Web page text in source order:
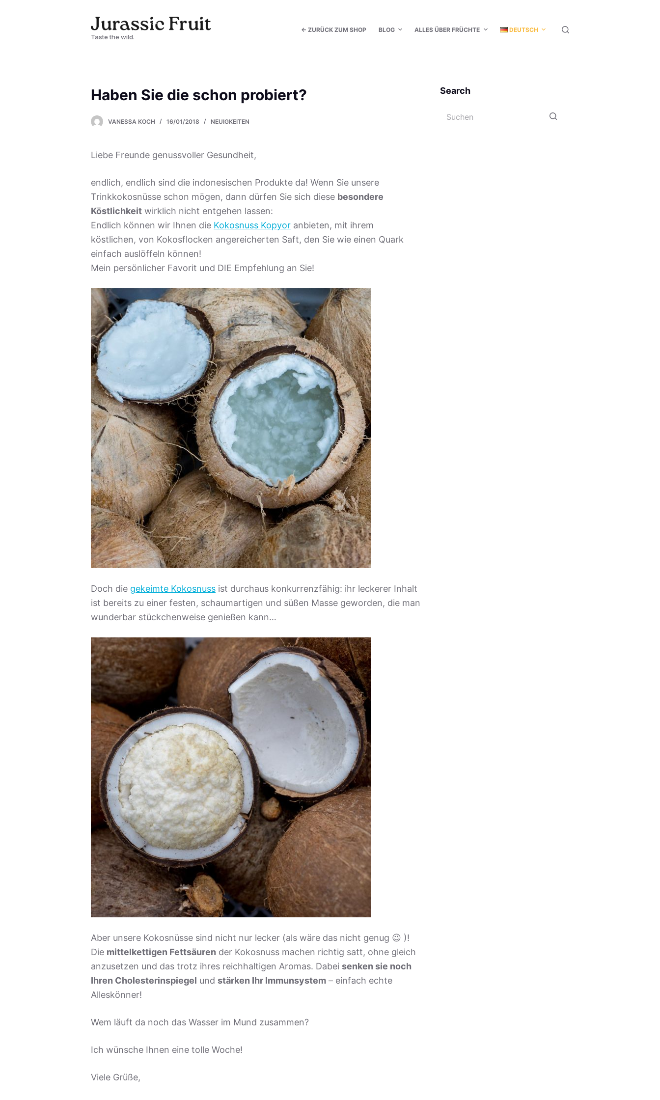
Taste the wild.
← ZURÜCK ZUM SHOP BLOG ALLES ÜBER FRÜCHTE DEUTSCH
Haben Sie die schon probiert?
VANESSA KOCH 16/01/2018 NEUIGKEITEN
Liebe Freunde genussvoller Gesundheit,
endlich, endlich sind die indonesischen Produkte da! Wenn Sie unsere
Trinkkokosnüsse schon mögen, dann dürfen Sie sich diese besondere
Köstlichkeit wirklich nicht entgehen lassen:
Endlich können wir Ihnen die Kokosnuss Kopyor anbieten, mit ihrem
köstlichen, von Kokosflocken angereicherten Saft, den Sie wie einen Quark
einfach auslöffeln können!
Mein persönlicher Favorit und DIE Empfehlung an Sie!
Doch die gekeimte Kokosnuss ist durchaus konkurrenzfähig: ihr leckerer Inhalt
ist bereits zu einer festen, schaumartigen und süßen Masse geworden, die man
wunderbar stückchenweise genießen kann…
Aber unsere Kokosnüsse sind nicht nur lecker (als wäre das nicht genug 😉 )!
Die mittelkettigen Fettsäuren der Kokosnuss machen richtig satt, ohne gleich
anzusetzen und das trotz ihres reichhaltigen Aromas. Dabei senken sie noch
Ihren Cholesterinspiegel und stärken Ihr Immunsystem – einfach echte
Alleskönner!
Wem läuft da noch das Wasser im Mund zusammen?
Ich wünsche Ihnen eine tolle Woche!
Viele Grüße,
Search